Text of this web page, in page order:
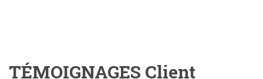
TÉMOIGNAGES Client